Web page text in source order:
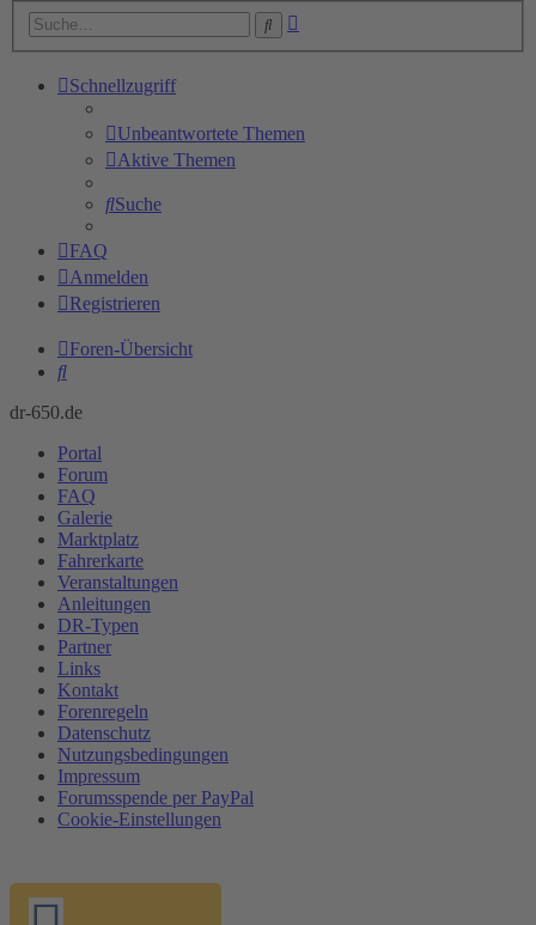
Suche
Schnellzugriff
Unbeantwortete Themen
Aktive Themen
Suche
FAQ
Anmelden
Registrieren
Foren-Übersicht
Suche
dr-650.de
Portal
Forum
FAQ
Galerie
Marktplatz
Fahrerkarte
Veranstaltungen
Anleitungen
DR-Typen
Partner
Links
Kontakt
Forenregeln
Datenschutz
Nutzungsbedingungen
Impressum
Forumsspende per PayPal
Cookie-Einstellungen